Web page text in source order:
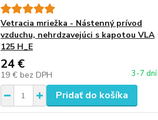
Vetracia mriežka - Nástenný prívod
vzduchu, nehrdzavejúci s kapotou VLA
125 H_E
24 €
19 € bez DPH 3-7 dní
Pridať do košíka